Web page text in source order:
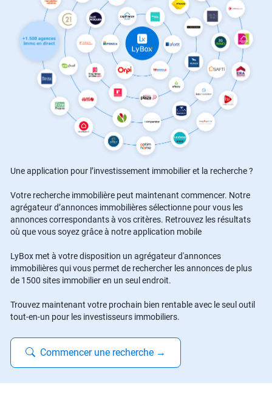
Une application pour l’investissement immobilier et la recherche ?
Votre recherche immobilière peut maintenant commencer. Notre
agrégateur d’annonces immobilières sélectionne pour vous les
annonces correspondants à vos critères. Retrouvez les résultats
où que vous soyez grâce à notre application mobile
LyBox met à votre disposition un agrégateur d'annonces
immobilières qui vous permet de rechercher les annonces de plus
de 1500 sites immobilier en un seul endroit.
Trouvez maintenant votre prochain bien rentable avec le seul outil
tout-en-un pour les investisseurs immobiliers.
Commencer une recherche →